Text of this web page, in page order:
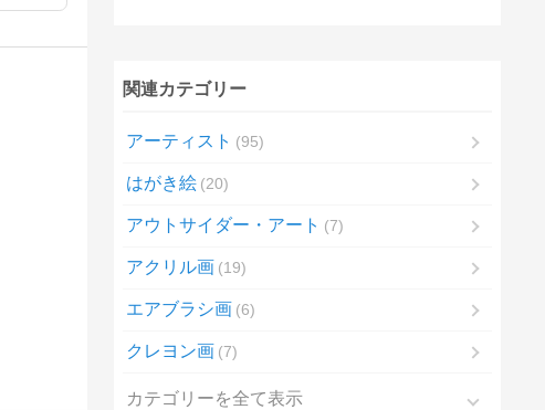
関連カテゴリー
アーティスト 95
はがき絵 20
アウトサイダー・アート 7
アクリル画 19
エアブラシ画 6
クレヨン画 7
カテゴリーを全て表示